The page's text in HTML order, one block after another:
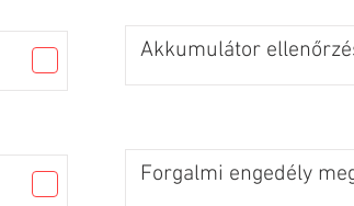
Akkumulátor
Forgalmi engedély